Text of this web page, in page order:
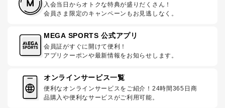
入会当日からオトクな特典が盛りだくさん！
会員さま限定のキャンペーンもお見逃しなく。
MEGA SPORTS 公式アプリ
会員証がすぐに開けて便利！
アプリクーポンや最新情報をお知らせします。
オンラインサービス一覧
便利なオンラインサービスをご紹介！24時間365日商
品購入や便利なサービスがご利用可能。